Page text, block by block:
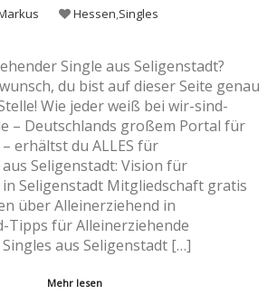
Hessen,Singles
Single aus Seligenstadt?
du bist auf dieser Seite genau
Wie jeder weiß bei wir-sind-
– Deutschlands großem Portal für
erhältst du ALLES für
Seligenstadt: Vision für
Seligenstadt Mitgliedschaft gratis
über Alleinerziehend in
Tipps für Alleinerziehende
aus Seligenstadt […]
Mehr lesen